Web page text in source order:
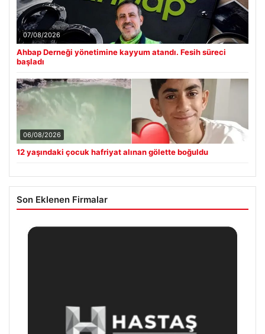
07/08/2026
Ahbap Derneği yönetimine kayyum atandı. Fesih süreci
başladı
06/08/2026
12 yaşındaki çocuk hafriyat alınan gölette boğuldu
Son Eklenen Firmalar